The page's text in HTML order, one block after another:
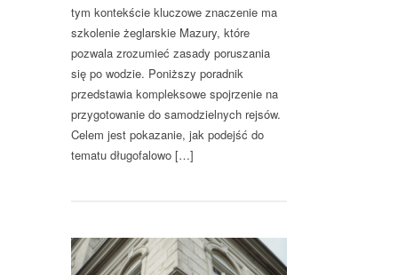
tym kontekście kluczowe znaczenie ma
szkolenie żeglarskie Mazury, które
pozwala zrozumieć zasady poruszania
się po wodzie. Poniższy poradnik
przedstawia kompleksowe spojrzenie na
przygotowanie do samodzielnych rejsów.
Celem jest pokazanie, jak podejść do
tematu długofalowo […]